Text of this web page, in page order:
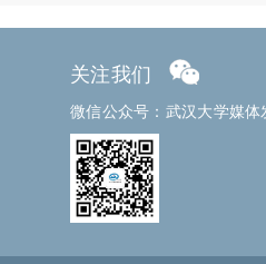
关注我们
微信公众号：武汉大学媒体